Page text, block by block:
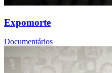
Expomorte
Documentários